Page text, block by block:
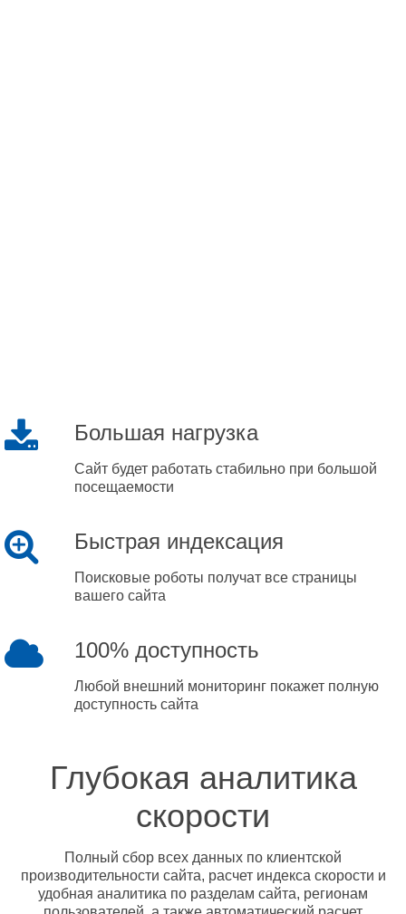
Большая нагрузка
Сайт будет работать стабильно при большой
посещаемости
Быстрая индексация
Поисковые роботы получат все страницы
вашего сайта
100% доступность
Любой внешний мониторинг покажет полную
доступность сайта
Глубокая аналитика
скорости
Полный сбор всех данных по клиентской
производительности сайта, расчет индекса скорости и
удобная аналитика по разделам сайта, регионам